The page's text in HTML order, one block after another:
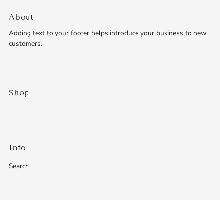
About
Adding text to your footer helps introduce your business to new
customers.
Shop
Info
Search